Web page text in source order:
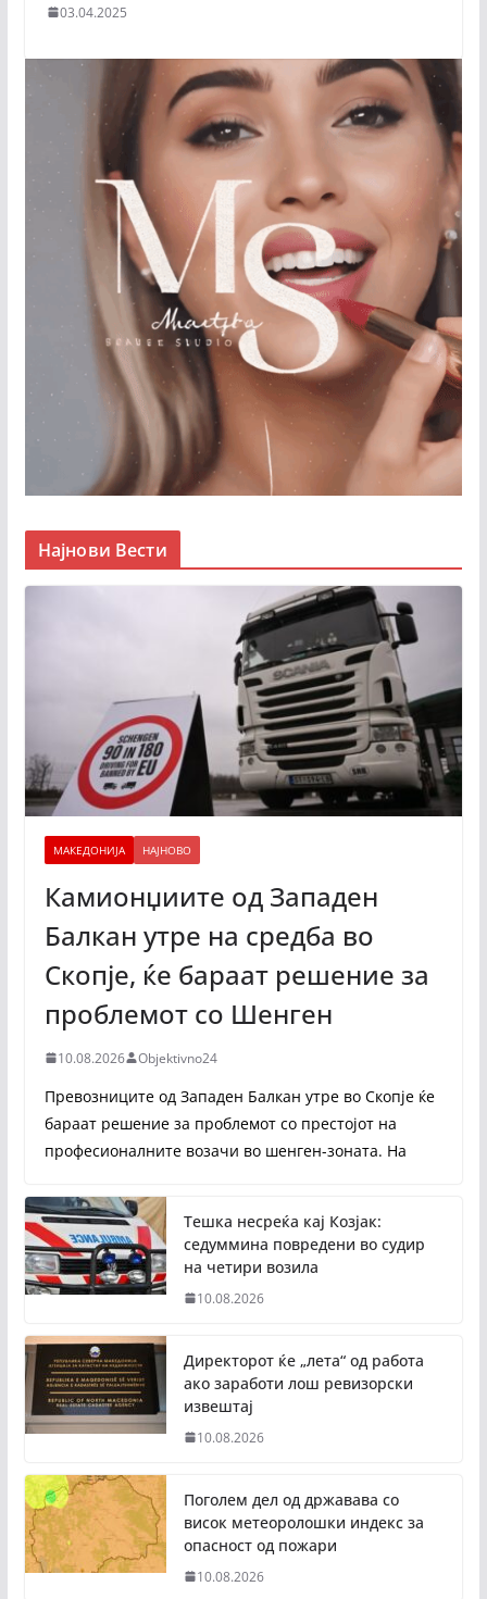
03.04.2025
Најнови Вести
МАКЕДОНИЈА НАЈНОВО
Камионџиите од Западен
Балкан утре на средба во
Скопје, ќе бараат решение за
проблемот со Шенген
10.08.2026 Objektivno24
Превозниците од Западен Балкан утре во Скопје ќе
бараат решение за проблемот со престојот на
професионалните возачи во шенген-зоната. На
Тешка несреќа кај Козјак:
седуммина повредени во судир
на четири возила
10.08.2026
Директорот ќе „лета“ од работа
ако заработи лош ревизорски
извештај
10.08.2026
Поголем дел од државава со
висок метеоролошки индекс за
опасност од пожари
10.08.2026